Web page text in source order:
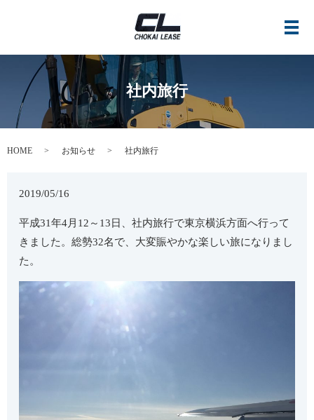
メ
社内旅行
HOME お知らせ 社内旅行
2019/05/16
平成31年4月12～13日、社内旅行で東京横浜方面へ行って
きました。総勢32名で、大変賑やかな楽しい旅になりまし
た。